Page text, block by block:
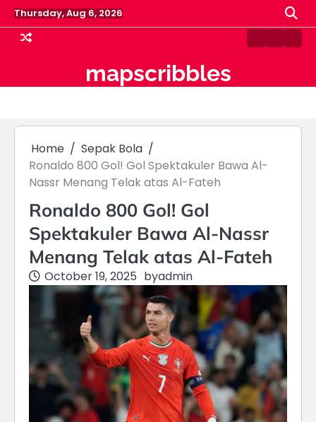
Skip
to
content
Thursday, Aug 6, 2026
mapscribbles
‘Sultan
Warga
Setengah
Pasokan
Soal
Home
Sepak Bola
Ronaldo 800 Gol! Gol Spektakuler Bawa Al-
Nassr Menang Telak atas Al-Fateh
Ronaldo 800 Gol! Gol
Spektakuler Bawa Al-Nassr
Menang Telak atas Al-Fateh
October 19, 2025 byadmin